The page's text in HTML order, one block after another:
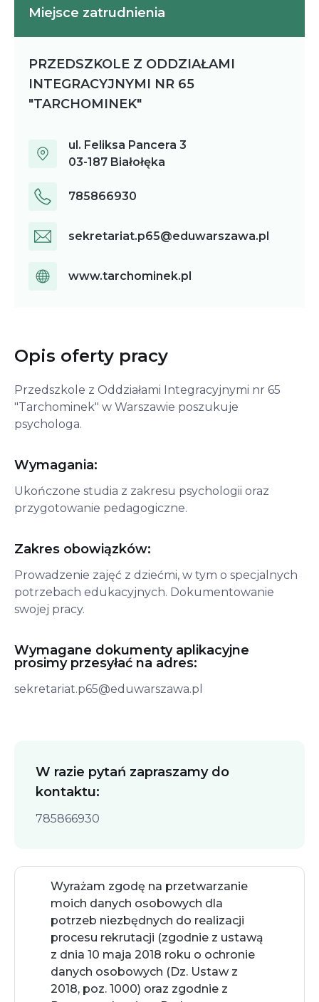
Miejsce zatrudnienia
PRZEDSZKOLE Z ODDZIAŁAMI
INTEGRACYJNYMI NR 65
"TARCHOMINEK"
ul. Feliksa Pancera 3
03-187 Białołęka
785866930
sekretariat.p65@eduwarszawa.pl
www.tarchominek.pl
Opis oferty pracy
Przedszkole z Oddziałami Integracyjnymi nr 65
"Tarchominek" w Warszawie poszukuje
psychologa.
Wymagania:
Ukończone studia z zakresu psychologii oraz
przygotowanie pedagogiczne.
Zakres obowiązków:
Prowadzenie zajęć z dziećmi, w tym o specjalnych
potrzebach edukacyjnych. Dokumentowanie
swojej pracy.
Wymagane dokumenty aplikacyjne
prosimy przesyłać na adres:
sekretariat.p65@eduwarszawa.pl
W razie pytań zapraszamy do
kontaktu:
785866930
Wyrażam zgodę na przetwarzanie
moich danych osobowych dla
potrzeb niezbędnych do realizacji
procesu rekrutacji (zgodnie z ustawą
z dnia 10 maja 2018 roku o ochronie
danych osobowych (Dz. Ustaw z
2018, poz. 1000) oraz zgodnie z